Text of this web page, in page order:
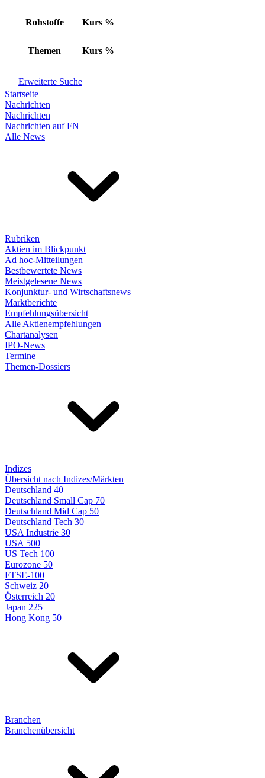
Rohstoffe Kurs %
Themen Kurs %
Erweiterte Suche
Startseite
Nachrichten
Nachrichten
Nachrichten auf FN
Alle News
Rubriken
Aktien im Blickpunkt
Ad hoc-Mitteilungen
Bestbewertete News
Meistgelesene News
Konjunktur- und Wirtschaftsnews
Marktberichte
Empfehlungsübersicht
Alle Aktienempfehlungen
Chartanalysen
IPO-News
Termine
Themen-Dossiers
Indizes
Übersicht nach Indizes/Märkten
Deutschland 40
Deutschland Small Cap 70
Deutschland Mid Cap 50
Deutschland Tech 30
USA Industrie 30
USA 500
US Tech 100
Eurozone 50
FTSE-100
Schweiz 20
Österreich 20
Japan 225
Hong Kong 50
Branchen
Branchenübersicht